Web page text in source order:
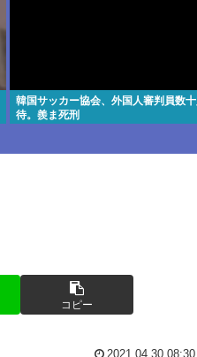
韓国サッカー協会、外国人審判員数
待。羨ま死刑
コピー
2021.04.30 08:30